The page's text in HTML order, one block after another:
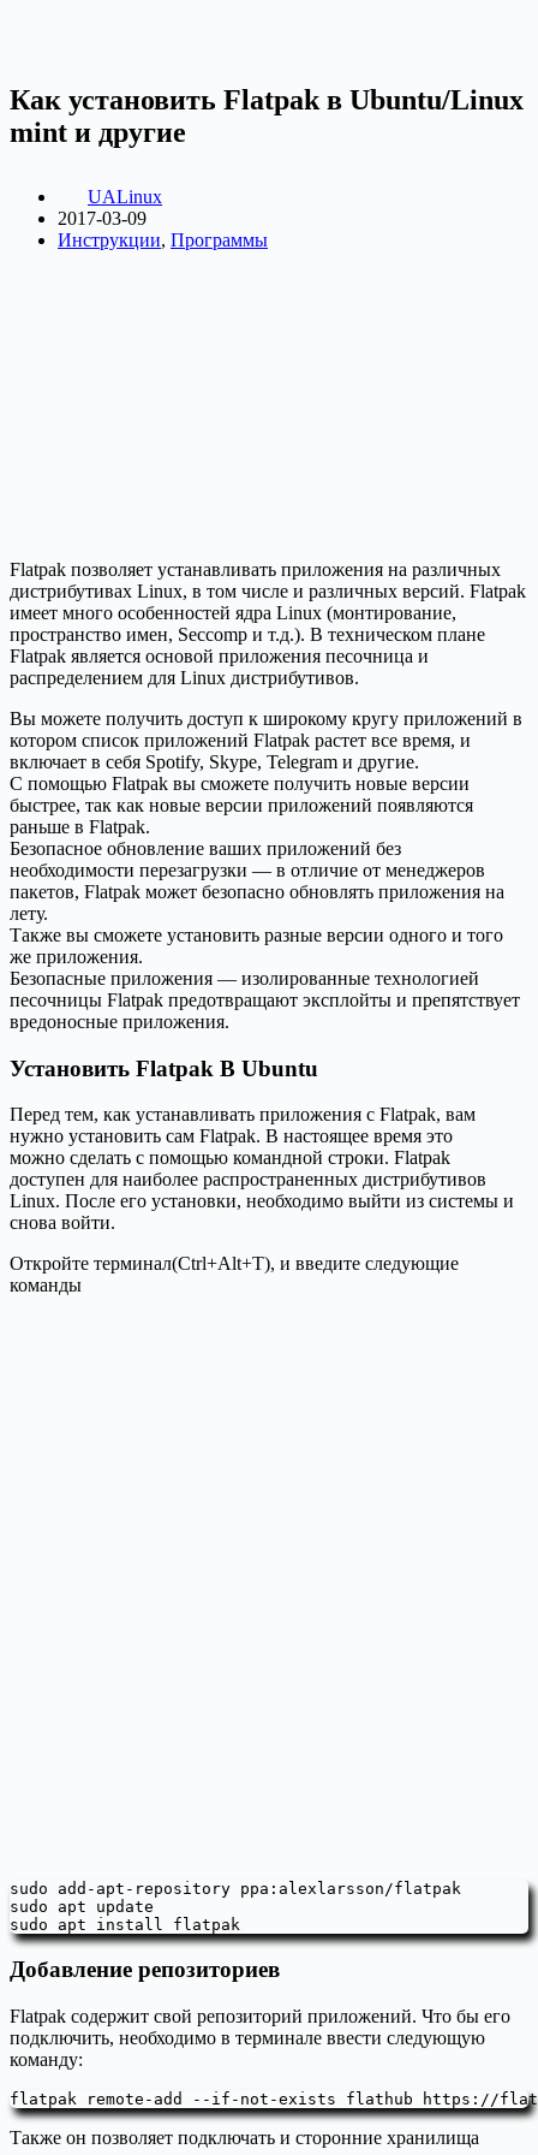
Как установить Flatpak в Ubuntu/Linux
mint и другие
UALinux
2017-03-09
Инструкции, Программы
Flatpak позволяет устанавливать приложения на различных
дистрибутивах Linux, в том числе и различных версий. Flatpak
имеет много особенностей ядра Linux (монтирование,
пространство имен, Seccomp и т.д.). В техническом плане
Flatpak является основой приложения песочница и
распределением для Linux дистрибутивов.
Вы можете получить доступ к широкому кругу приложений в
котором список приложений Flatpak растет все время, и
включает в себя Spotify, Skype, Telegram и другие.
С помощью Flatpak вы сможете получить новые версии
быстрее, так как новые версии приложений появляются
раньше в Flatpak.
Безопасное обновление ваших приложений без
необходимости перезагрузки — в отличие от менеджеров
пакетов, Flatpak может безопасно обновлять приложения на
лету.
Также вы сможете установить разные версии одного и того
же приложения.
Безопасные приложения — изолированные технологией
песочницы Flatpak предотвращают эксплойты и препятствует
вредоносные приложения.
Установить Flatpak В Ubuntu
Перед тем, как устанавливать приложения с Flatpak, вам
нужно установить сам Flatpak. В настоящее время это
можно сделать с помощью командной строки. Flatpak
доступен для наиболее распространенных дистрибутивов
Linux. После его установки, необходимо выйти из системы и
снова войти.
Откройте терминал(Ctrl+Alt+T), и введите следующие
команды
sudo add-apt-repository ppa:alexlarsson/flatpak
sudo apt update
sudo apt install flatpak
Добавление репозиториев
Flatpak содержит свой репозиторий приложений. Что бы его
подключить, необходимо в терминале ввести следующую
команду:
flatpak remote-add --if-not-exists flathub https://
Также он позволяет подключать и сторонние хранилища